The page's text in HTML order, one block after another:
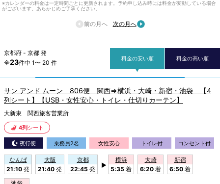
※カレンダーの料金は一定時間ごとに更新されます。予約申し込み時には料金が変動している場合
がございます。あらかじめご了承ください。
前の月へ 次の月へ
京都府 - 京都 発
全23件中 1〜 20 件
料金の安い順 料金の高い順
サン アンド ムーン 806便 関西⇒横浜・大崎・新宿・池袋 【4
列シート】【USB・女性安心・トイレ・仕切りカーテン】
大新東 関西旅客営業所
4列 シート
夜行便 乗務員2名 女性安心 トイレ付 コンセント付
なんば
21:10 発
大阪
21:40 発
京都
22:45 発
▶
横浜
5:35 着
大崎
6:20 着
新宿
6:50 着